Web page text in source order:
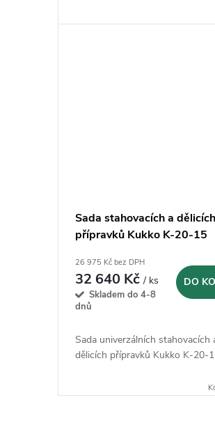
Sada stahovacích a dělicích
přípravků Kukko K-20-15
26 975 Kč bez DPH
32 640 Kč/ ks
Skladem do 4-8
dnů
DO
Sada univerzálních stahovacích
dělicích přípravků Kukko K-20-